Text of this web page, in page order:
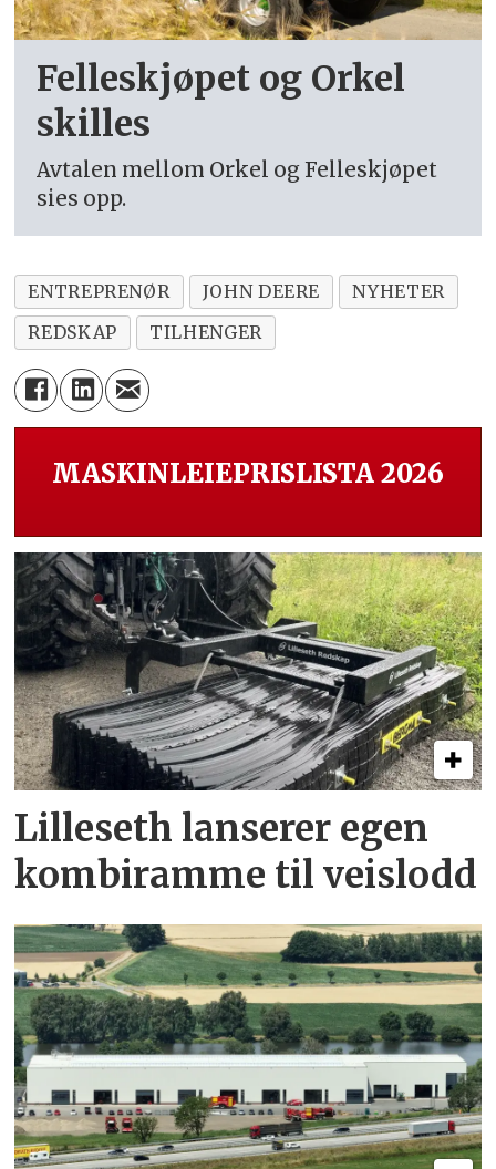
Felleskjøpet og Orkel
skilles
Avtalen mellom Orkel og Felleskjøpet
sies opp.
ENTREPRENØR JOHN DEERE
NYHETER
REDSKAP
TILHENGER
MASKINLEIEPRISLISTA 2026
Lilleseth lanserer egen
kombi­ramme til veislodd